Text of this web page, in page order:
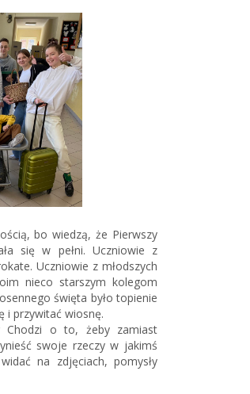
bo wiedzą, że Pierwszy
się w pełni. Uczniowie z
Uczniowie z młodszych
nieco starszym kolegom
święta było topienie
i przywitać wiosnę.
Chodzi o to, żeby zamiast
swoje rzeczy w jakimś
na zdjęciach, pomysły